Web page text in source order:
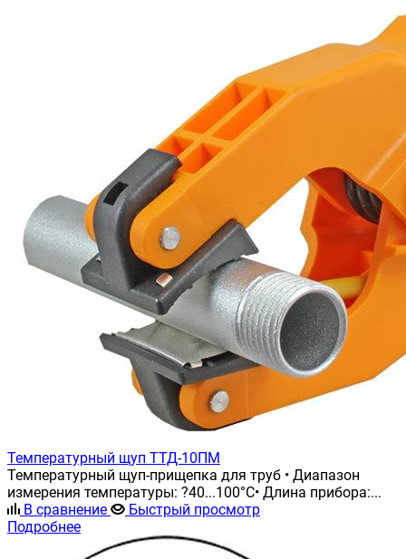
Температурный щуп ТТД-10ПМ
Температурный щуп-прищепка для труб • Диапазон
измерения температуры: ?40...100°С• Длина прибора:...
В сравнение
Быстрый просмотр
Подробнее